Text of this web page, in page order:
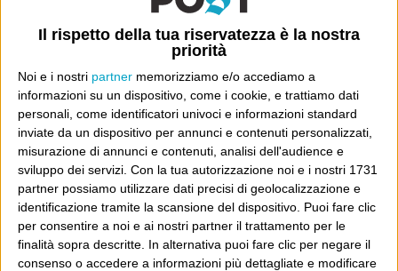
Il rispetto della tua riservatezza è la nostra
priorità
Noi e i nostri partner memorizziamo e/o accediamo a
informazioni su un dispositivo, come i cookie, e trattiamo dati
personali, come identificatori univoci e informazioni standard
inviate da un dispositivo per annunci e contenuti personalizzati,
misurazione di annunci e contenuti, analisi dell'audience e
sviluppo dei servizi. Con la tua autorizzazione noi e i nostri 1731
partner possiamo utilizzare dati precisi di geolocalizzazione e
identificazione tramite la scansione del dispositivo. Puoi fare clic
per consentire a noi e ai nostri partner il trattamento per le
finalità sopra descritte. In alternativa puoi fare clic per negare il
consenso o accedere a informazioni più dettagliate e modificare